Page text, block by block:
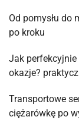
Od pomysłu do
po kroku
Jak
okazje?
Transportowe
ciężarówkę po